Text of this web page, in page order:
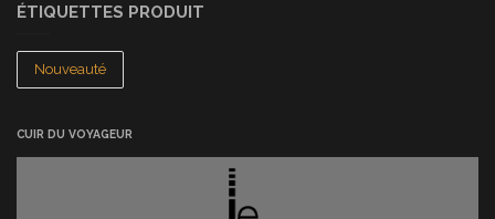
ÉTIQUETTES PRODUIT
Nouveauté
CUIR DU VOYAGEUR